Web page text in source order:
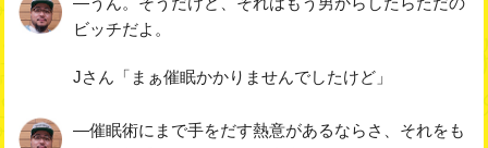
ビッチだよ。
Jさん「まぁ催眠かかりませんでしたけど」
―催眠術にまで手をだす熱意があるならさ、それをも